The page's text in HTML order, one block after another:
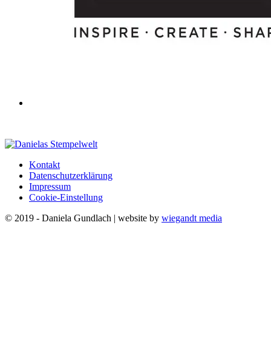
Kontakt
Datenschutzerklärung
Impressum
Cookie-Einstellung
© 2019 - Daniela Gundlach | website by wiegandt media